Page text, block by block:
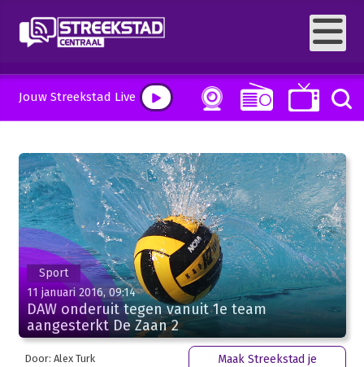
Jouw Streekstad Live
Sport
11 januari 2016, 09:14
DAW onderuit tegen vanuit 1e team
aangesterkt De Zaan 2
Door: Alex Turk
Maak Streekstad je